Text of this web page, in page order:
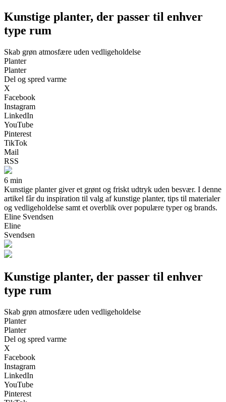
Kunstige planter, der passer til enhver
type rum
Skab grøn atmosfære uden vedligeholdelse
Planter
Planter
Del og spred varme
X
Facebook
Instagram
LinkedIn
YouTube
Pinterest
TikTok
Mail
RSS
6 min
Kunstige planter giver et grønt og friskt udtryk uden besvær. I denne
artikel får du inspiration til valg af kunstige planter, tips til materialer
og vedligeholdelse samt et overblik over populære typer og brands.
Eline Svendsen
Eline
Svendsen
Kunstige planter, der passer til enhver
type rum
Skab grøn atmosfære uden vedligeholdelse
Planter
Planter
Del og spred varme
X
Facebook
Instagram
LinkedIn
YouTube
Pinterest